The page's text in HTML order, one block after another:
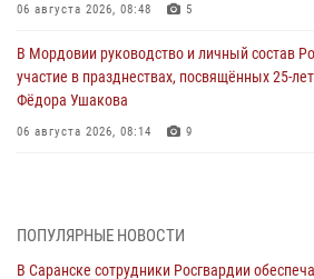
06 августа 2026, 08:48 5
В Мордовии руководство и личный состав
участие в празднествах, посвящённых 25-
Фёдора Ушакова
06 августа 2026, 08:14 9
06 августа 2026, 07:03
В Саранске по обращению жителей
ПОПУЛЯРНЫЕ НОВОСТИ
В Саранске сотрудники Росгвардии